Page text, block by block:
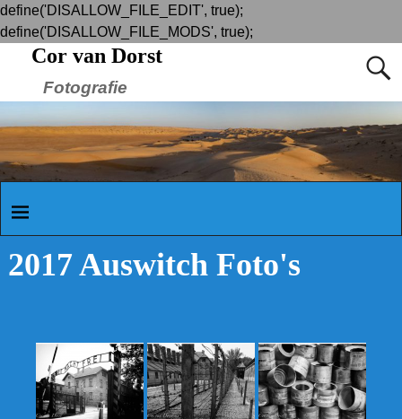
define('DISALLOW_FILE_EDIT', true);
define('DISALLOW_FILE_MODS', true);
Cor van Dorst
Fotografie
2017 Auswitch Foto's